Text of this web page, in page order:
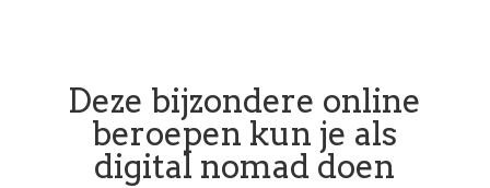
Deze bijzondere online
beroepen kun je als
digital nomad doen